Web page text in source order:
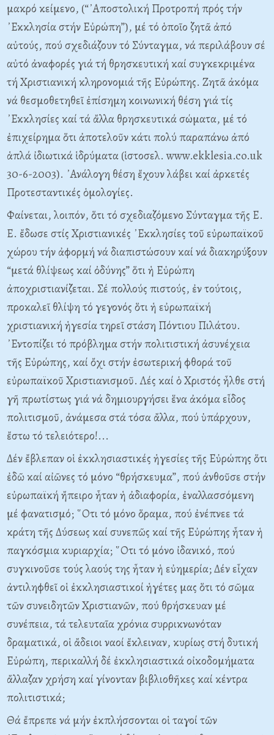
μακρό κείμενο, (“᾿Αποστολική Προτροπή πρός τήν
᾿Εκκλησία στήν Εὐρώπη”), μέ τό ὁποῖο ζητᾶ ἀπό
αὐτούς, πού σχεδιάζουν τό Σύνταγμα, νά περιλάβουν σέ
αὐτό ἀναφορές γιά τή θρησκευτική καί συγκεκριμένα
τή Χριστιανική κληρονομιά τῆς Εὐρώπης. Ζητᾶ ἀκόμα
νά θεσμοθετηθεῖ ἐπίσημη κοινωνική θέση γιά τίς
᾿Εκκλησίες καί τά ἄλλα θρησκευτικά σώματα, μέ τό
ἐπιχείρημα ὅτι ἀποτελοῦν κάτι πολύ παραπάνω ἀπό
ἁπλά ἰδιωτικά ἱδρύματα (ἱστοσελ. www.ekklesia.co.uk
30-6-2003). ᾿Ανάλογη θέση ἔχουν λάβει καί ἀρκετές
Προτεσταντικές ὁμολογίες.
Φαίνεται, λοιπόν, ὅτι τό σχεδιαζόμενο Σύνταγμα τῆς Ε.
Ε. ἔδωσε στίς Χριστιανικές ᾿Εκκλησίες τοῦ εὐρωπαϊκοῦ
χώρου τήν ἀφορμή νά διαπιστώσουν καί νά διακηρύξουν
“μετά θλίψεως καί ὀδύνης” ὅτι ἡ Εὐρώπη
ἀποχριστιανίζεται. Σέ πολλούς πιστούς, ἐν τούτοις,
προκαλεῖ θλίψη τό γεγονός ὅτι ἡ εὐρωπαϊκή
χριστιανική ἡγεσία τηρεῖ στάση Πόντιου Πιλάτου.
᾿Εντοπίζει τό πρόβλημα στήν πολιτιστική ἀσυνέχεια
τῆς Εὐρώπης, καί ὄχι στήν ἐσωτερική φθορά τοῦ
εὐρωπαϊκοῦ Χριστιανισμοῦ. Λές καί ὁ Χριστός ἦλθε στή
γῆ πρωτίστως γιά νά δημιουργήσει ἕνα ἀκόμα εἶδος
πολιτισμοῦ, ἀνάμεσα στά τόσα ἄλλα, πού ὑπάρχουν,
ἔστω τό τελειότερο!...
Δέν ἔβλεπαν οἱ ἐκκλησιαστικές ἡγεσίες τῆς Εὐρώπης ὅτι
ἐδῶ καί αἰῶνες τό μόνο “θρήσκευμα”, πού ἀνθοῦσε στήν
εὐρωπαϊκή ἤπειρο ἦταν ἡ ἀδιαφορία, ἐναλλασσόμενη
μέ φανατισμό; ῞Οτι τό μόνο ὅραμα, πού ἐνέπνεε τά
κράτη τῆς Δύσεως καί συνεπῶς καί τῆς Εὐρώπης ἦταν ἡ
παγκόσμια κυριαρχία; ῞Οτι τό μόνο ἰδανικό, πού
συγκινοῦσε τούς λαούς της ἦταν ἡ εὐημερία; Δέν εἶχαν
ἀντιληφθεῖ οἱ ἐκκλησιαστικοί ἡγέτες μας ὅτι τό σῶμα
τῶν συνειδητῶν Χριστιανῶν, πού θρήσκευαν μέ
συνέπεια, τά τελευταῖα χρόνια συρρικνωνόταν
δραματικά, οἱ ἄδειοι ναοί ἔκλειναν, κυρίως στή δυτική
Εὐρώπη, περικαλλή δέ ἐκκλησιαστικά οἰκοδομήματα
ἄλλαζαν χρήση καί γίνονταν βιβλιοθῆκες καί κέντρα
πολιτιστικά;
Θά ἔπρεπε νά μήν ἐκπλήσσονται οἱ ταγοί τῶν